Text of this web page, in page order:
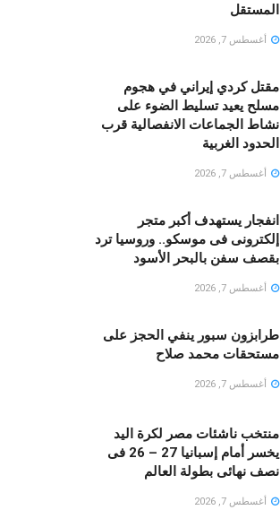
المستقل
أغسطس 7, 2026
مقتل كردي إيراني في هجوم
مسلح يعيد تسليط الضوء على
نشاط الجماعات الانفصالية قرب
الحدود الغربية
أغسطس 7, 2026
انفجار يستهدف أكبر متجر
إلكترونى فى موسكو.. وروسيا ترد
بقصف سفن بالبحر الأسود
أغسطس 7, 2026
طرابزون سبور ينفي الحجز على
مستحقات محمد صلاح
أغسطس 7, 2026
منتخب ناشئات مصر لكرة اليد
يخسر أمام إسبانيا 27 – 26 فى
نصف نهائى بطولة العالم
أغسطس 7, 2026